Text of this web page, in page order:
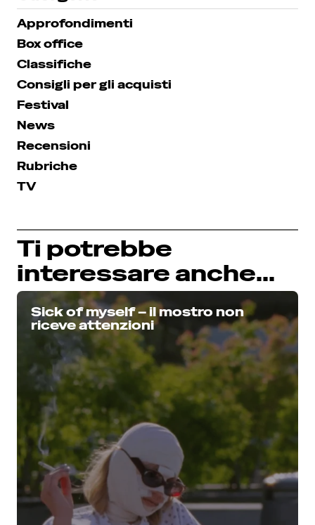
Approfondimenti
Box office
Classifiche
Consigli per gli acquisti
Festival
News
Recensioni
Rubriche
TV
Ti potrebbe
interessare anche...
Sick of myself – il mostro non
riceve attenzioni